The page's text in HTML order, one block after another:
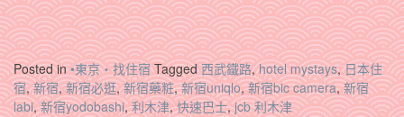
Posted in•東京‧找住宿Tagged西武鐵路,hotel mystays,日本住
宿,新宿,新宿必逛,新宿藥粧,新宿uniqlo,新宿bic camera,新宿
labi,新宿yodobashi,利木津,快速巴士,jcb 利木津